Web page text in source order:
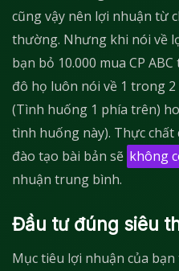
cũng vậy nên lợi nhuận từ
thường. Nhưng khi nói về
bạn bỏ 10.000 mua CP
đô họ luôn nói về 1 trong
(Tình huống 1 phía trên)
tình huống này). Thực
đào tạo bài bản sẽ không
nhuận trung bình.
Đầu tư đúng siêu
Mục tiêu lợi nhuận của